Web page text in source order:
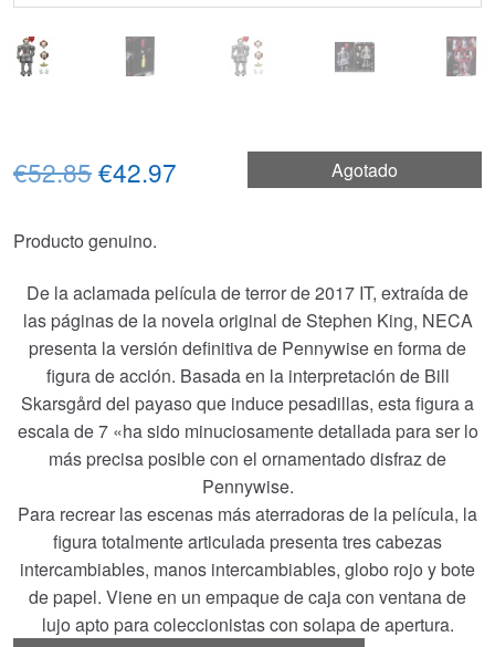
Agotado
€52.85El
original
era:
€52.85.
€42.97
es:
€42.97.
Producto genuino.
De la aclamada película de terror de 2017 IT, extraída de
las páginas de la novela original de Stephen King, NECA
presenta la versión definitiva de Pennywise en forma de
figura de acción. Basada en la interpretación de Bill
Skarsgård del payaso que induce pesadillas, esta figura a
escala de 7 «ha sido minuciosamente detallada para ser lo
más precisa posible con el ornamentado disfraz de
Pennywise.
Para recrear las escenas más aterradoras de la película, la
figura totalmente articulada presenta tres cabezas
intercambiables, manos intercambiables, globo rojo y bote
de papel. Viene en un empaque de caja con ventana de
lujo apto para coleccionistas con solapa de apertura.